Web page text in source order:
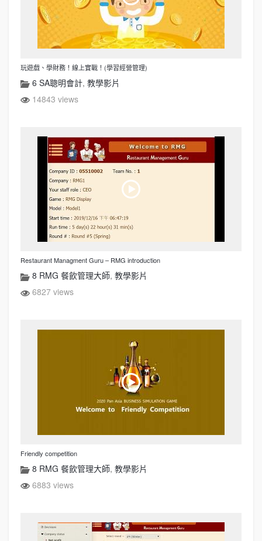
玩遊戲、學財務！線上實戰！(學習經營管理)
6 SA聰明會計, 教學影片
14843 views
Restaurant Managment Guru – RMG introduction
8 RMG 餐飲管理大師, 教學影片
6827 views
Friendly competition
8 RMG 餐飲管理大師, 教學影片
6883 views